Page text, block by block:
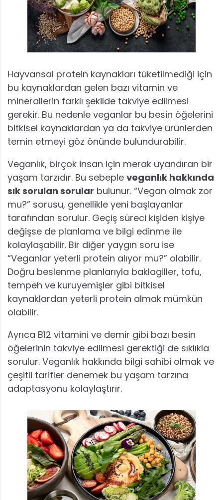
Hayvansal protein kaynakları tüketilmediği için
bu kaynaklardan gelen bazı vitamin ve
minerallerin farklı şekilde takviye edilmesi
gerekir. Bu nedenle veganlar bu besin öğelerini
bitkisel kaynaklardan ya da takviye ürünlerden
temin etmeyi göz önünde bulundurabilir.
Veganlık, birçok insan için merak uyandıran bir
yaşam tarzıdır. Bu sebeple veganlık hakkında
sık sorulan sorular bulunur. “Vegan olmak zor
mu?” sorusu, genellikle yeni başlayanlar
tarafından sorulur. Geçiş süreci kişiden kişiye
değişse de planlama ve bilgi edinme ile
kolaylaşabilir. Bir diğer yaygın soru ise
“Veganlar yeterli protein alıyor mu?” olabilir.
Doğru beslenme planlarıyla baklagiller, tofu,
tempeh ve kuruyemişler gibi bitkisel
kaynaklardan yeterli protein almak mümkün
olabilir.
Ayrıca B12 vitamini ve demir gibi bazı besin
öğelerinin takviye edilmesi gerektiği de sıklıkla
sorulur. Veganlık hakkında bilgi sahibi olmak ve
çeşitli tarifler denemek bu yaşam tarzına
adaptasyonu kolaylaştırır.